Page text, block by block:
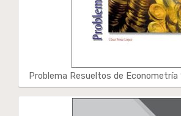
Problema Resueltos de Econometría